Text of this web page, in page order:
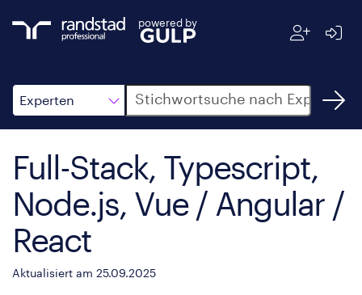
powered by
Experten
Suche
Full-Stack, Typescript,
Node.js, Vue / Angular /
React
Aktualisiert am 25.09.2025